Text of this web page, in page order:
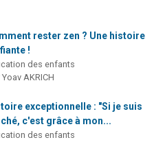
rester zen ? Une histoire
!
des enfants
Yoav AKRICH
exceptionnelle : "Si je suis
c'est grâce à mon...
des enfants